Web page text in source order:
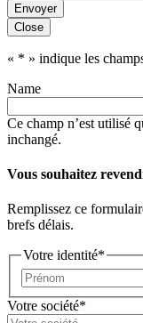
Envoyer
Close
« * » indique les
Name
Ce champ n’est utilisé
inchangé.
Vous souhaitez
Remplissez ce
brefs délais.
Votre identité*
Votre société*